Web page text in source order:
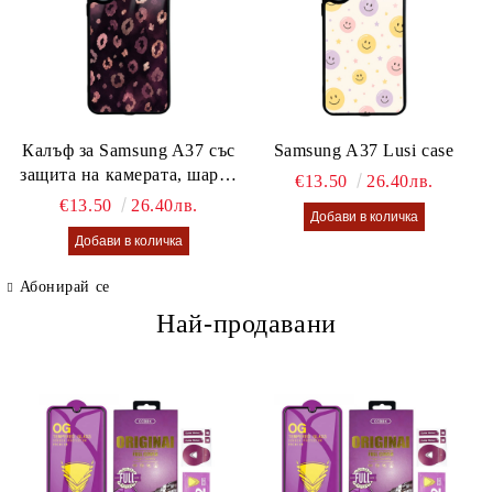
Калъф за Samsung A37 със
защита на камерата, шарен
калъф Lusi case
€13.50 26.40лв.
Samsung A37 Lusi case
€13.50
26.40лв.
Абонирай се
Най-продавани